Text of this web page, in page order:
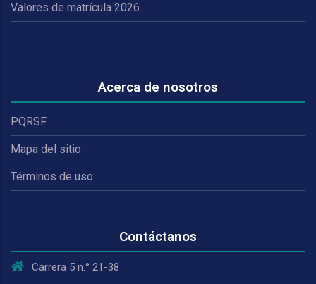
Valores de matrícula 2026
Acerca de nosotros
PQRSF
Mapa del sitio
Términos de uso
Contáctanos
Carrera 5 n.° 21-38